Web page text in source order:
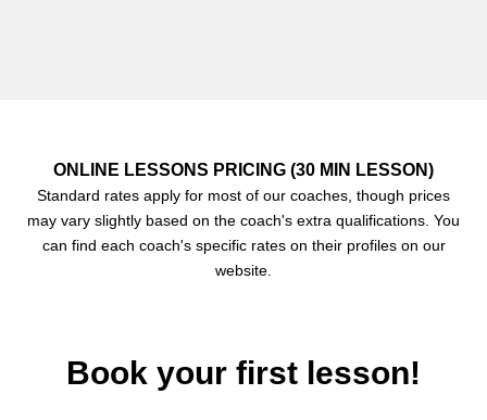
ONLINE LESSONS PRICING (30 MIN LESSON)
Standard rates apply for most of our coaches, though prices
may vary slightly based on the coach's extra qualifications. You
can find each coach's specific rates on their profiles on our
website.
Book your first lesson!